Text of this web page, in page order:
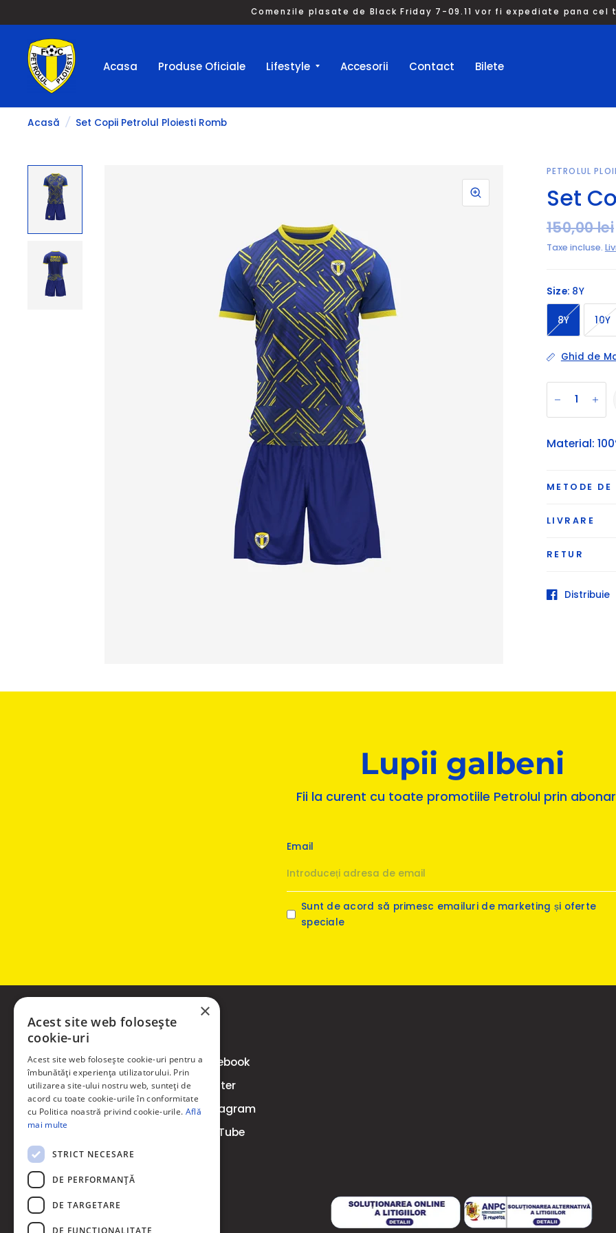
Comenzile plasate de Black Friday 7-09.11 vor fi expediate pana cel
Acasa Produse Oficiale Lifestyle Accesorii Contact Bilete
Acasă / Set Copii Petrolul Ploiesti Romb
PETROLUL
Set
150,00 lei
Taxe incluse.
Size: 8Y
8Y 10Y
Ghid de
Material:
METODE
LIVRARE
RETUR
Distribuie
Lupii galbeni
Fii la curent cu toate promotiile Petrolul prin
Email
Sunt de acord să primesc emailuri de marketing și oferte
speciale
Informatii Utile
Termeni si conditii
Politica Cookie
Contact
Livrare
Retur/Retragere din
contract
Facebook
Twitter
Instagram
YouTube
×
Acest site web folosește
cookie-uri
Acest site web folosește cookie-uri pentru a
îmbunătăți experiența utilizatorului. Prin
utilizarea site-ului nostru web, sunteți de
acord cu toate cookie-urile în conformitate
cu Politica noastră privind cookie-urile. Află
mai multe
STRICT NECESARE
DE PERFORMANȚĂ
DE TARGETARE
DE FUNCŢIONALITATE